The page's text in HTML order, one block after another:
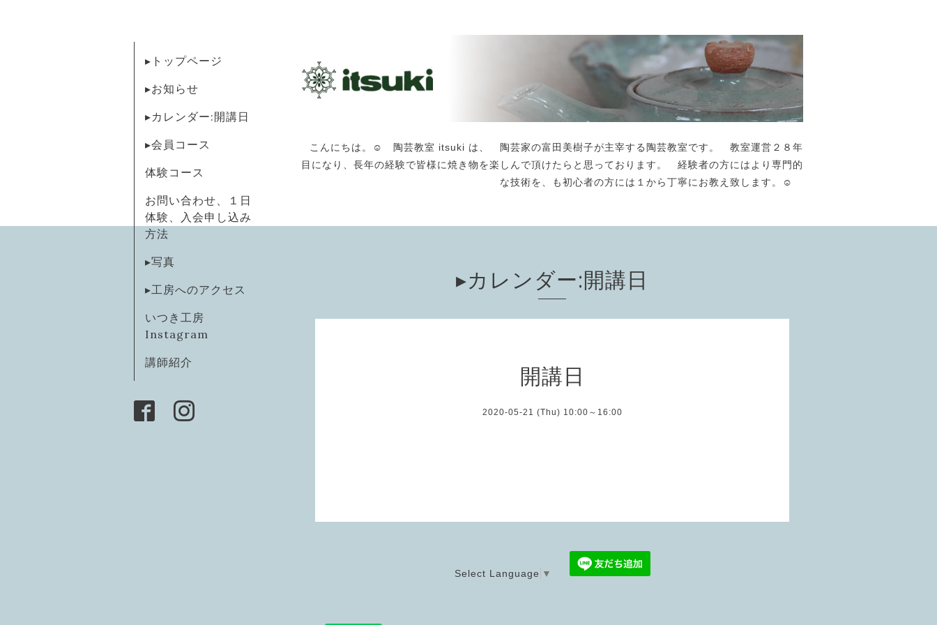
こんにちは。☺️ 陶芸教室 itsuki は、 陶芸家の富田美樹子が主宰する陶芸教室です。 教室運営２８年
目になり、長年の経験で皆様に焼き物を楽しんで頂けたらと思っております。 経験者の方にはより専門的
な技術を、も初心者の方には１から丁寧にお教え致します。☺️
▸トップページ
▸お知らせ
▸カレンダー:開講日
▸会員コース
体験コース
お問い合わせ、１日
体験、入会申し込み
方法
▸写真
▸工房へのアクセス
いつき工房
Instagram
講師紹介
▸カレンダー:開講日
開講日
2020-05-21 (Thu) 10:00～16:00
Select Language ▼